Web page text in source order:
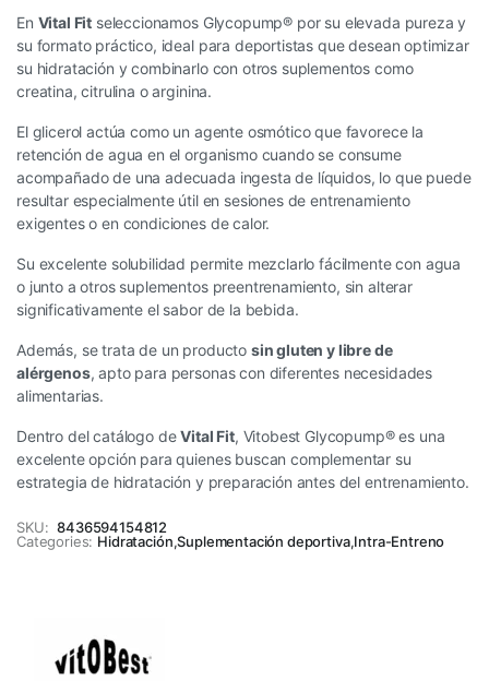
En Vital Fit seleccionamos Glycopump® por su elevada pureza y
su formato práctico, ideal para deportistas que desean optimizar
su hidratación y combinarlo con otros suplementos como
creatina, citrulina o arginina.
El glicerol actúa como un agente osmótico que favorece la
retención de agua en el organismo cuando se consume
acompañado de una adecuada ingesta de líquidos, lo que puede
resultar especialmente útil en sesiones de entrenamiento
exigentes o en condiciones de calor.
Su excelente solubilidad permite mezclarlo fácilmente con agua
o junto a otros suplementos preentrenamiento, sin alterar
significativamente el sabor de la bebida.
Además, se trata de un producto sin gluten y libre de
alérgenos, apto para personas con diferentes necesidades
alimentarias.
Dentro del catálogo deVital Fit, Vitobest Glycopump® es una
excelente opción para quienes buscan complementar su
estrategia de hidratación y preparación antes del entrenamiento.
SKU: 8436594154812
Categories: Hidratación,Suplementación deportiva,Intra-Entreno